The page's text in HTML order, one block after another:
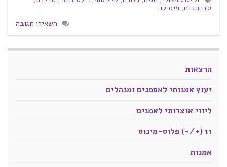
סביבונים, פיסיקה
השאירו תגובה
הרצאות
יעוץ אמנותי לאספנים ומנהלים
ליווי אוצרותי לאמנים
11 (+/-) פלוס-מינוס
אמנות